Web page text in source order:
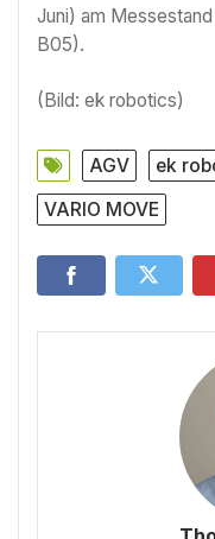
Juni) am
B05).
(Bild: ek robotics)
AGV ek
VARIO MOVE